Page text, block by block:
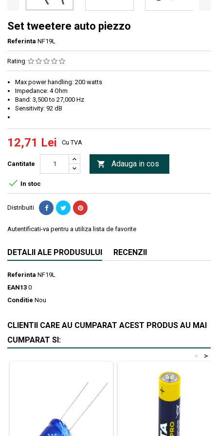
Set tweetere auto piezzo
Referinta NF19L
Rating
Max power handling: 200 watts
Impedance: 4 Ohm
Band: 3,500 to 27,000 Hz
Sensitivity: 92 dB
12,71 Lei Cu TVA
Cantitate  Adauga in cos
 In stoc
Distribuiti
Autentificati-va pentru a utiliza lista de favorite
DETALII ALE PRODUSULUI RECENZII
Referinta NF19L
EAN13 0
Conditie Nou
CLIENTII CARE AU CUMPARAT ACEST PRODUS AU MAI
CUMPARAT SI:
>
<